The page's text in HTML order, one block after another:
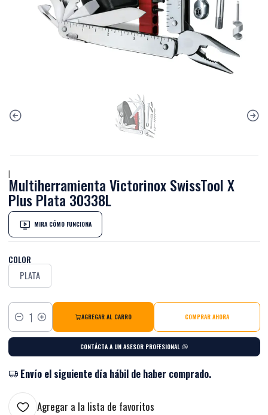
|
Multiherramienta Victorinox SwissTool X
Plus Plata 30338L
MIRA CÓMO FUNCIONA
COLOR
PLATA
Cantidad
AGREGAR AL CARRO COMPRAR AHORA
CONTÁCTA A UN ASESOR PROFESIONAL
Envío el siguiente día hábil de haber comprado.
Agregar a la lista de favoritos